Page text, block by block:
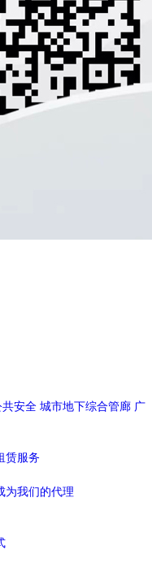
安全 城市地下综合管廊 广
赁服务
为我们的代理